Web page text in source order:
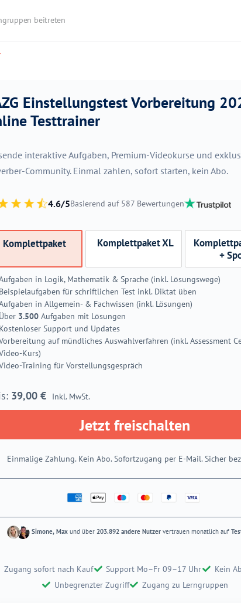
beitreten
Einstellungstest Vorbereitung
Testtrainer
interaktive Aufgaben, Premium-Videokurse und
Community. Einmal zahlen, sofort starten, kein Abo.
4.6/5Basierend auf 587 Bewertungen
Komplettpaket Komplettpaket XL
+
in Logik, Mathematik & Sprache (inkl. Lösungswege)
Beispielaufgaben für schriftlichen Test inkl. Diktat üben
in Allgemein- & Fachwissen (inkl. Lösungen)
Über 3.500 Aufgaben mit Lösungen
Kostenloser Support und Updates
auf mündliches Auswahlverfahren (inkl. Assessment
Kurs)
Training für Vorstellungsgespräch
39,00 € Inkl. MwSt.
Jetzt freischalten
Einmalige Zahlung. Kein Abo. Sofortzugang per E-Mail. Sicher
Simone, Max und über 203.892 andere Nutzer vertrauen monatlich auf
Zugang sofort nach Kauf Support Mo–Fr 09–17 Uhr
Kein
Unbegrenzter Zugriff
Zugang zu Lerngruppen